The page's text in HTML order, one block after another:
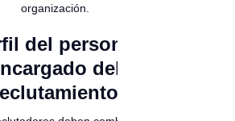
organización.
del personal
del